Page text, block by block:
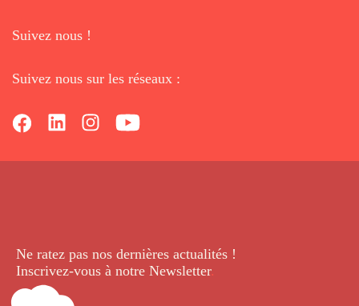
Suivez nous !
Suivez nous sur les réseaux :
Ne ratez pas nos dernières actualités !
Inscrivez-vous à notre Newsletter.